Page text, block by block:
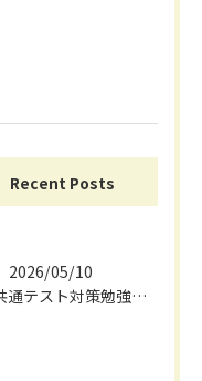
Recent Posts
2026/05/10
共通テスト対策勉強は早めに始めましょう！